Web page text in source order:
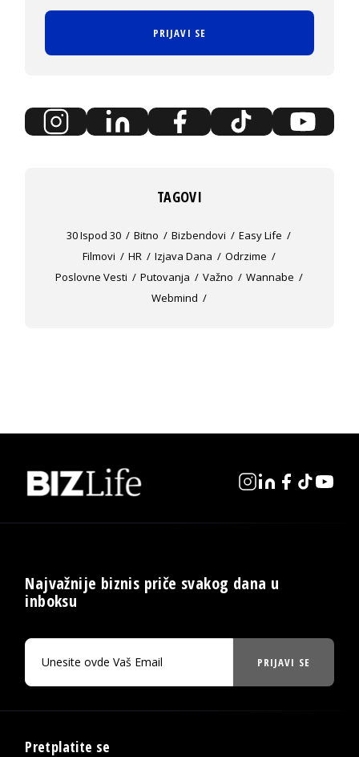
PRIJAVI SE
TAGOVI
30 Ispod 30 Bitno Bizbendovi
Easy Life
Filmovi
HR Izjava Dana
Odrzime
Poslovne Vesti
Putovanja Važno
Wannabe
Webmind
Najvažnije biznis priče svakog dana u
inboksu
PRIJAVI SE
Pretplatite se